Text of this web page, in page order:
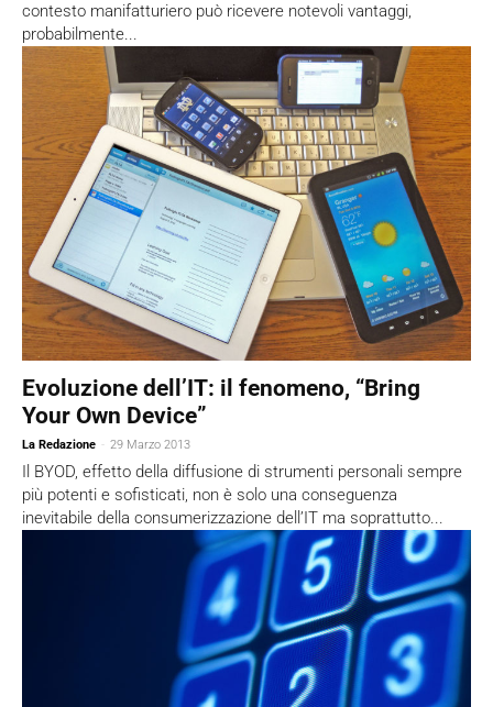
contesto manifatturiero può ricevere notevoli vantaggi,
probabilmente...
Evoluzione dell’IT: il fenomeno, “Bring
Your Own Device”
La Redazione - 29 Marzo 2013
Il BYOD, effetto della diffusione di strumenti personali sempre
più potenti e sofisticati, non è solo una conseguenza
inevitabile della consumerizzazione dell’IT ma soprattutto...